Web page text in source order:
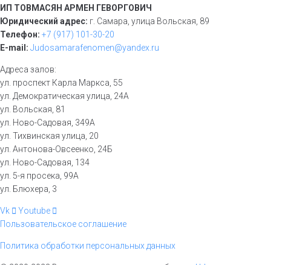
ИП ТОВМАСЯН АРМЕН ГЕВОРГОВИЧ
Юридический адрес: г. Самара, улица Вольская, 89
Телефон: +7 (917) 101-30-20
E-mail: Judosamarafenomen@yandex.ru
Адреса залов:
ул. проспект Карла Маркса, 55
ул. Демократическая улица, 24А
ул. Вольская, 81
ул. Ново-Садовая, 349А
ул. Тихвинская улица, 20
ул. Антонова-Овсеенко, 24Б
ул. Ново-Садовая, 134
ул. 5-я просека, 99А
ул. Блюхера, 3
Vk
Youtube
Пользовательское соглашение
Политика обработки персональных данных